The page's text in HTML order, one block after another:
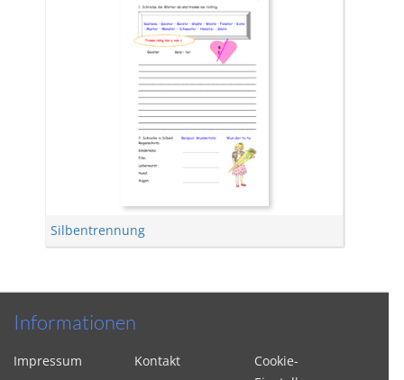
Silbentrennung
Informationen
Impressum Kontakt
Cookie-